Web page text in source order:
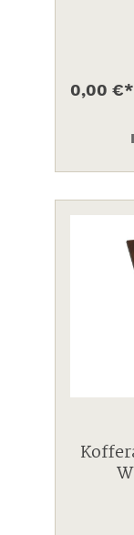
0,00 €*